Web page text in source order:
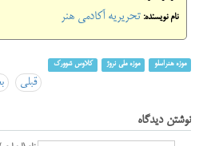
نام نویسنده: تحریریه آکادمی هنر
موزه هنراسلو موزه ملی نروژ کلاوس شوورک
قبلی
نوشتن دیدگاه